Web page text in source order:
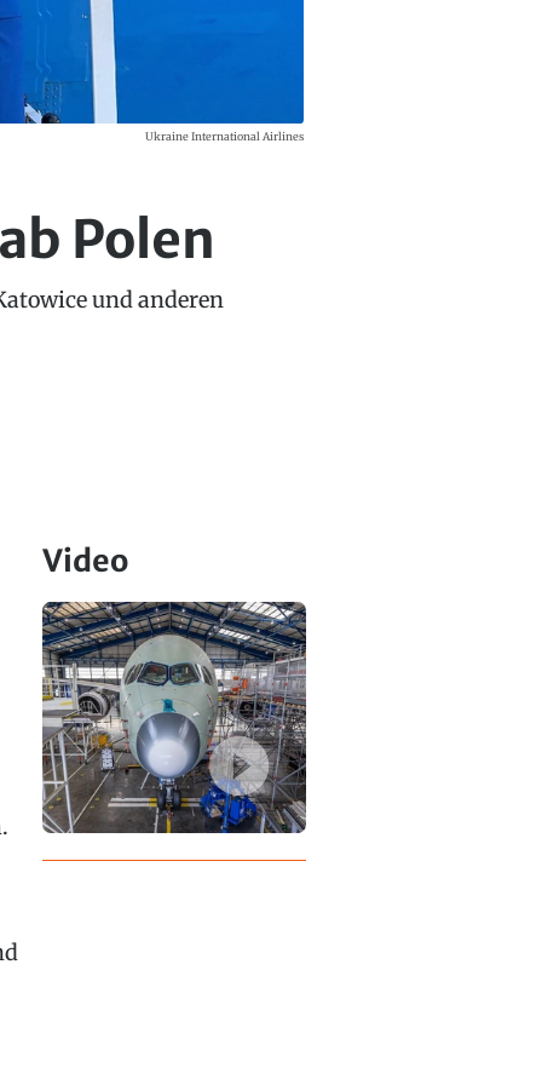
Ukraine International Airlines
Polen
und anderen
Video